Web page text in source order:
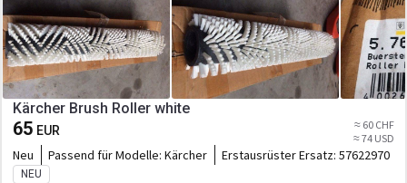
Kärcher Brush Roller white
65 EUR
≈ 60 CHF
≈ 74 USD
Neu Passend für Modelle: Kärcher Erstausrüster Ersatz: 57622970
NEU